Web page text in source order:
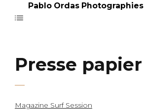
Pablo Ordas Photographies
Presse papier
Magazine Surf Session